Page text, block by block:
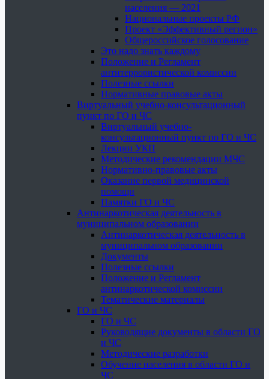
населения — 2021
Национальные проекты РФ
Проект «Эффективный регион»
Общероссийское голосование
Это надо знать каждому
Положение и Регламент
антитеррористической комиссии
Полезные ссылки
Нормативные правовые акты
Виртуальный учебно-консультационный
пункт по ГО и ЧС
Виртуальный учебно-
консультационный пункт по ГО и ЧС
Лекции УКП
Методические рекомендации МЧС
Нормативно-правовые акты
Оказание первой медицинской
помощи
Памятки ГО и ЧС
Антинаркотическая деятельность в
муниципальном образовании
Антинаркотическая деятельность в
муниципальном образовании
Документы
Полезные ссылки
Положение и Регламент
антинаркотической комиссии
Тематические материалы
ГО и ЧС
ГО и ЧС
Руководящие документы в области ГО
и ЧС
Методические разработки
Обучение населения в области ГО и
ЧС